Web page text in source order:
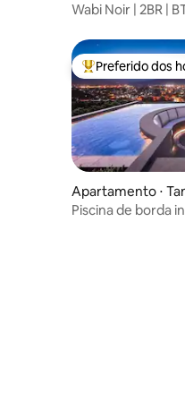
Wabi Noir | 2BR |
Entre os
Preferido dos
Apartamento ⋅
ng Khlan
Piscina de borda